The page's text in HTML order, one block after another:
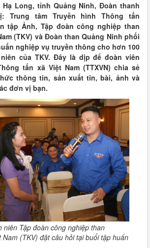
Hạ Long, tỉnh Quảng Ninh, Đoàn thanh
Trung tâm Truyền hình Thông tấn
tập Ảnh, Tập đoàn công nghiệp than
(TKV) và Đoàn than Quảng Ninh phối
nghiệp vụ truyền thông cho hơn 100
của TKV. Đây là dịp để đoàn viên
tấn xã Việt Nam (TTXVN) chia sẻ
thông tin, sản xuất tin, bài, ảnh và
đơn vị bạn.
niên Tập đoàn công nghiệp than
Nam (TKV) đặt câu hỏi tại buổi tập huấn